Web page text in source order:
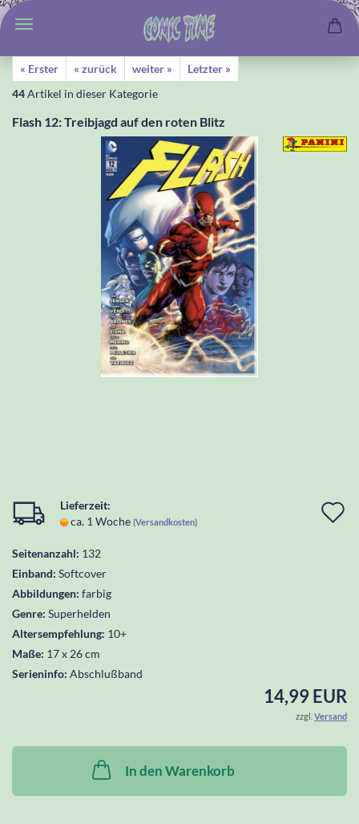
« Erster « zurück weiter »
Letzter »
44Artikel in dieser Kategorie
Flash 12: Treibjagd auf den roten Blitz
Lieferzeit:
ca. 1 Woche (Versandkosten)
Seitenanzahl: 132
Einband: Softcover
Abbildungen: farbig
Genre: Superhelden
Altersempfehlung: 10+
Maße: 17 x 26 cm
Serieninfo: Abschlußband
14,99 EUR
zzgl. Versand
In den Warenkorb